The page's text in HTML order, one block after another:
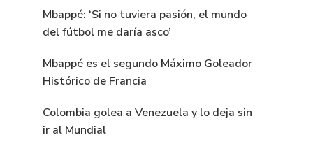
Mbappé: ‘Si no tuviera pasión, el mundo
del fútbol me daría asco’
Mbappé es el segundo Máximo Goleador
Histórico de Francia
Colombia golea a Venezuela y lo deja sin
ir al Mundial